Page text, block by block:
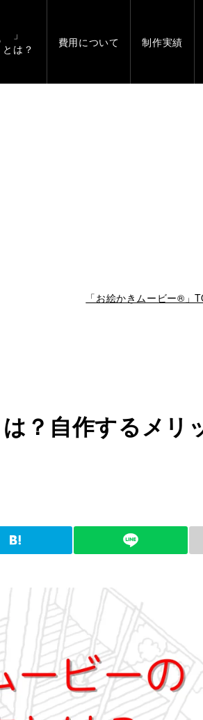
」
とは？
費用について 制作実績
「お絵かきムービー®」
？自作するメリ